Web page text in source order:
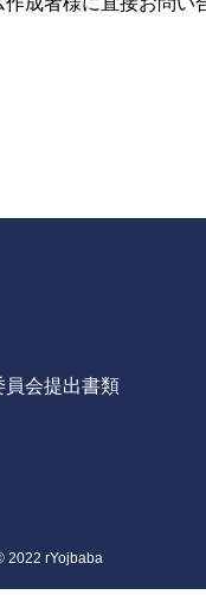
員会提出書類
2022 rYojbaba